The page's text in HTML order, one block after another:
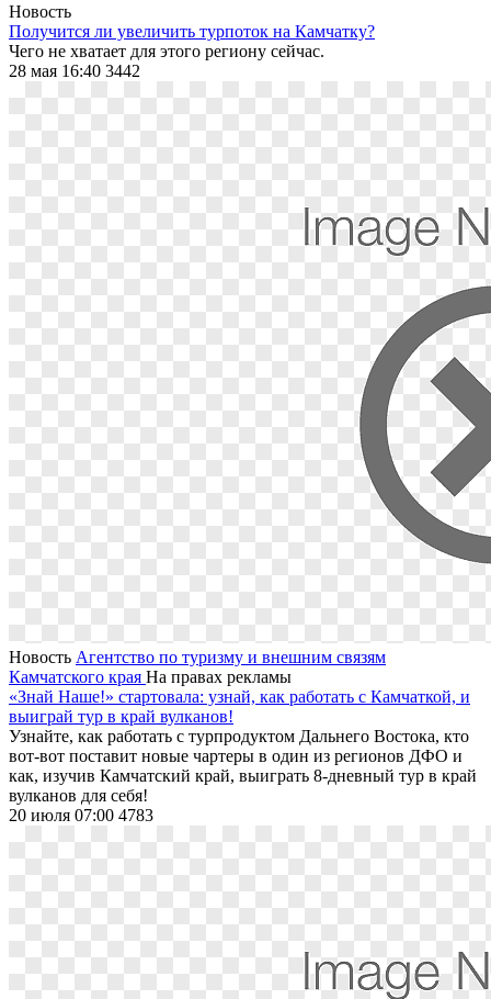
Новость
Получится ли увеличить турпоток на Камчатку?
Чего не хватает для этого региону сейчас.
28 мая 16:40 3442
Новость Агентство по туризму и внешним связям
Камчатского края На правах рекламы
«Знай Наше!» стартовала: узнай, как работать с Камчаткой, и
выиграй тур в край вулканов!
Узнайте, как работать с турпродуктом Дальнего Востока, кто
вот-вот поставит новые чартеры в один из регионов ДФО и
как, изучив Камчатский край, выиграть 8-дневный тур в край
вулканов для себя!
20 июля 07:00 4783